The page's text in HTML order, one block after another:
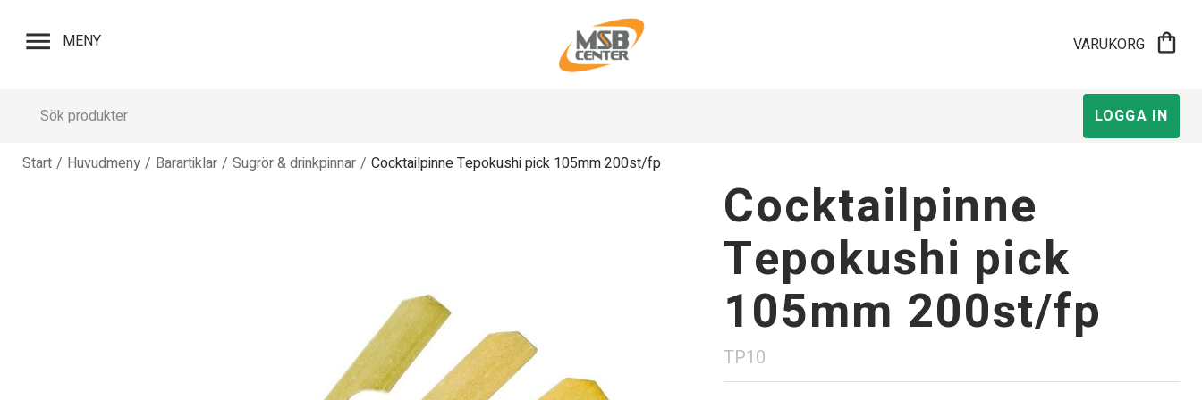
menu MENY VARUKORG shopping_bag
LOGGA IN
Start / Huvudmeny / Barartiklar / Sugrör & drinkpinnar / Cocktailpinne Tepokushi pick 105mm 200st/fp
Cocktailpinne
Tepokushi pick
105mm 200st/fp
TP10